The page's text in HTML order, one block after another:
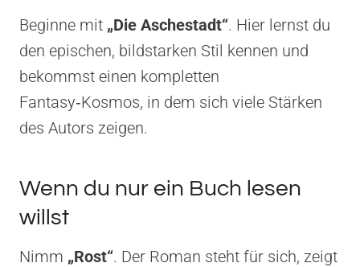
Beginne mit „Die Aschestadt“. Hier lernst du
den epischen, bildstarken Stil kennen und
bekommst einen kompletten
Fantasy‑Kosmos, in dem sich viele Stärken
des Autors zeigen.
Wenn du nur ein Buch lesen
willst
Nimm „Rost“. Der Roman steht für sich, zeigt